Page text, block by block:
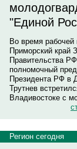
"Единой
Во время рабочей
Приморский край
Правительства
полномочный
Президента РФ
Трутнев
Владивостоке с
Регион сегодня